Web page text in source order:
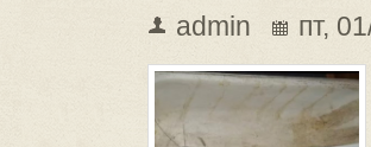
admin пт,